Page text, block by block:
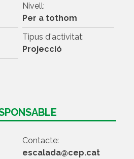
Nivell:
Per a tothom
Tipus d'activitat:
Projecció
Contacte:
escalada@cep.cat